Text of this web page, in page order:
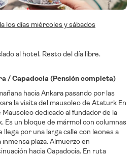
los días miércoles y sábados
al hotel. Resto del día libre.
/ Capadocia (Pensión completa)
hacia Ankara pasando por las
la visita del mausoleo de Ataturk En
dedicado al fundador de la
Es un bloque de mármol con columnas
llega por una larga calle con leones a
inmensa plaza. Almuerzo en
hacia Capadocia. En ruta